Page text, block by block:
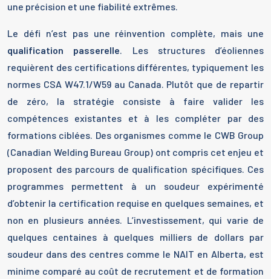
une précision et une fiabilité extrêmes.
Le défi n’est pas une réinvention complète, mais une
qualification passerelle. Les structures d’éoliennes
requièrent des certifications différentes, typiquement les
normes CSA W47.1/W59 au Canada. Plutôt que de repartir
de zéro, la stratégie consiste à faire valider les
compétences existantes et à les compléter par des
formations ciblées. Des organismes comme le CWB Group
(Canadian Welding Bureau Group) ont compris cet enjeu et
proposent des parcours de qualification spécifiques. Ces
programmes permettent à un soudeur expérimenté
d’obtenir la certification requise en quelques semaines, et
non en plusieurs années. L’investissement, qui varie de
quelques centaines à quelques milliers de dollars par
soudeur dans des centres comme le NAIT en Alberta, est
minime comparé au coût de recrutement et de formation